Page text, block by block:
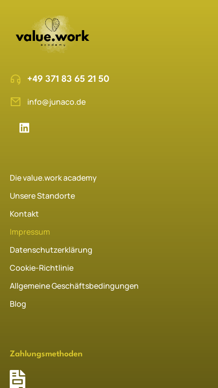
+49 371 83 65 21 50
info@junaco.de
Die value.work academy
Unsere Standorte
Kontakt
Impressum
Datenschutzerklärung
Cookie-Richtlinie
Allgemeine Geschäftsbedingungen
Blog
Zahlungsmethoden